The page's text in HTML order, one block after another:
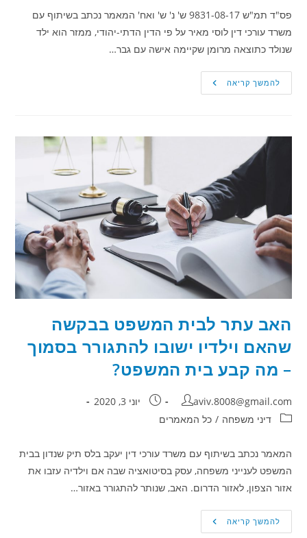
פס"ד תמ"ש 9831-08-17 ש' נ' ש' ואח' המאמר נכתב בשיתוף עם
משרד עורכי דין לוסי מאיר על פי הדין הדתי-יהודי, ממזר הוא ילד
שנולד כתוצאה מרומן שקיימה אישה עם גבר…
להמשך קריאהדיני
משפחה
האב עתר לבית המשפט בבקשה
שהאם וילדיו ישובו להתגורר בסמוך
– מה קבע בית המשפט?
מחבר:
aviv.8008@gmail.com פורסם:
יוני 3, 2020
קטגוריה:דיני משפחה / כל המאמרים
המאמר נכתב בשיתוף עם משרד עורכי דין יעקב בלס תיק שנדון בבית
המשפט לענייני משפחה, עסק בסיטואציה שבה אם וילדיה עזבו את
אזור הצפון, לאזור הדרום. האב, שנותר להתגורר באזור…
להמשך קריאההאב
עתר